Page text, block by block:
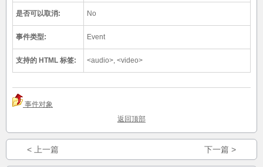
是否可以取消: No
事件类型: Event
支持的 HTML 标签: <audio>, <video>
事件对象
返回顶部
< 上一篇 下一篇 >